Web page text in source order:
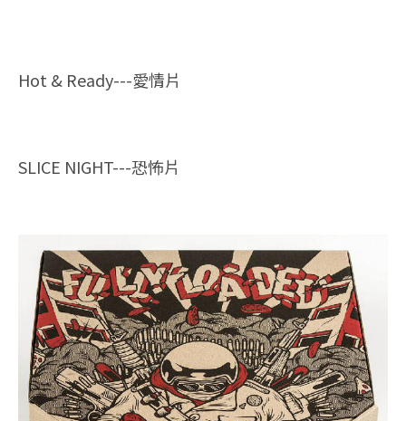
Hot & Ready---愛情片
SLICE NIGHT---恐怖片